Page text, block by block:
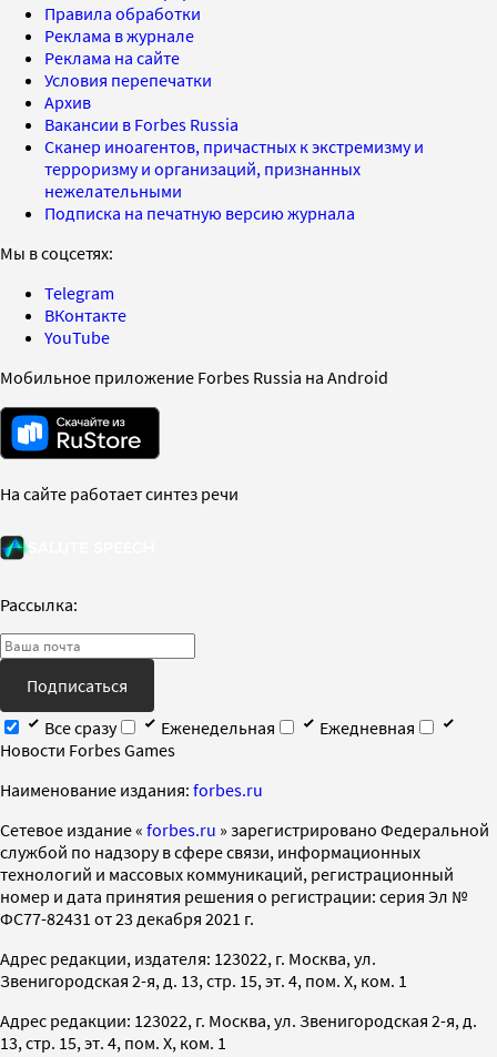
Правила обработки
Реклама в журнале
Реклама на сайте
Условия перепечатки
Архив
Вакансии в Forbes Russia
Сканер иноагентов, причастных к экстремизму и
терроризму и организаций, признанных
нежелательными
Подписка на печатную версию журнала
Мы в соцсетях:
Telegram
ВКонтакте
YouTube
Мобильное приложение Forbes Russia на Android
На сайте работает синтез речи
Рассылка:
Подписаться
Все сразу
Еженедельная
Ежедневная
Новости Forbes Games
Наименование издания: forbes.ru
Cетевое издание « forbes.ru » зарегистрировано Федеральной
службой по надзору в сфере связи, информационных
технологий и массовых коммуникаций, регистрационный
номер и дата принятия решения о регистрации: серия Эл №
ФС77-82431 от 23 декабря 2021 г.
Адрес редакции, издателя: 123022, г. Москва, ул.
Звенигородская 2-я, д. 13, стр. 15, эт. 4, пом. X, ком. 1
Адрес редакции: 123022, г. Москва, ул. Звенигородская 2-я, д.
13, стр. 15, эт. 4, пом. X, ком. 1